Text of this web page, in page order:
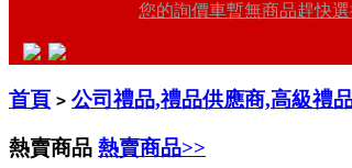
您的詢價車暫無商品趕快
首頁 > 公司禮品,禮品供應商,高級禮
熱賣商品 熱賣商品>>